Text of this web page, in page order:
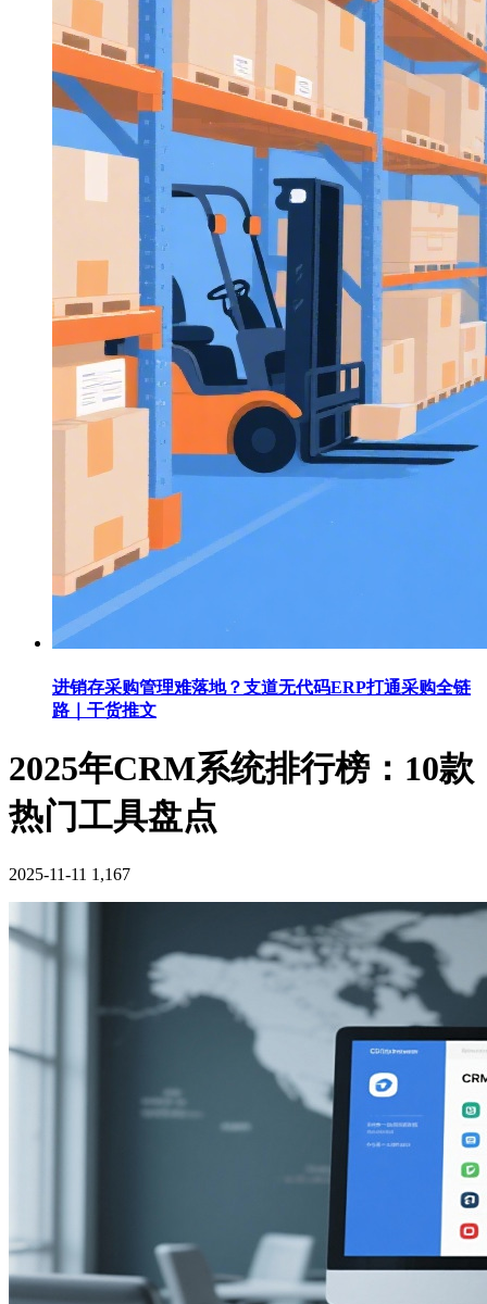
进销存采购管理难落地？支道无代码ERP打通采购全链
路｜干货推文
2025年CRM系统排行榜：10款
热门工具盘点
2025-11-11 1,167